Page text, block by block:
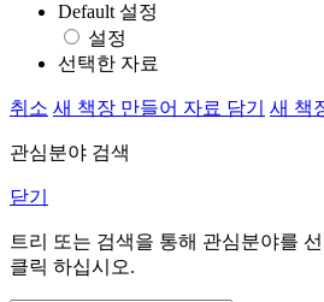
Default 설정
설정
선택한 자료
취소 새 책장 만들어 자료 담기 새 책
관심분야 검색
닫기
트리 또는 검색을 통해 관심분야를
클릭 하십시오.